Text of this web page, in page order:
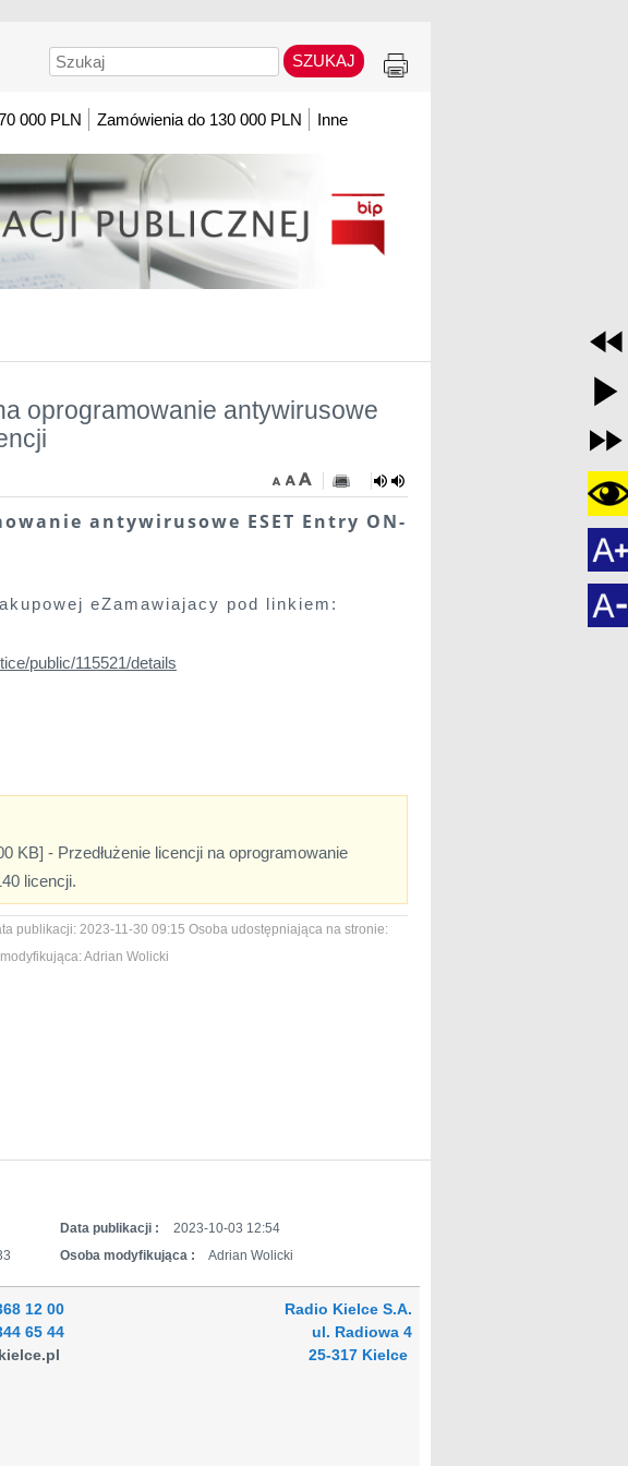
Szukaj
000 PLN Zamówienia do 130 000 PLN
Inne
oprogramowanie antywirusowe
antywirusowe ESET Entry ON-
eZamawiajacy pod linkiem:
public/115521/details
KB] - Przedłużenie licencji na oprogramowanie
licencji.
publikacji: 2023-11-30 09:15 Osoba udostępniająca na stronie:
Adrian Wolicki
Data publikacji :
2023-10-03 12:54
Osoba modyfikująca : Adrian Wolicki
12 00
65 44
Radio Kielce S.A.
ul. Radiowa 4
25-317 Kielce